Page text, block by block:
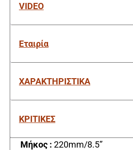
VIDEO
Εταιρία
ΧΑΡΑΚΤΗΡΙΣΤΙΚΑ
ΚΡΙΤΙΚΕΣ
Μήκος : 220mm/8.5”